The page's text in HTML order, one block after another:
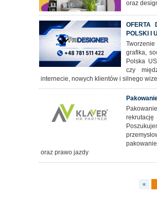
oraz
OFERTA
POLSKI I
grafika,
Polska
czy
internecie, nowych klientów i silnego
oraz prawo jazdy
«